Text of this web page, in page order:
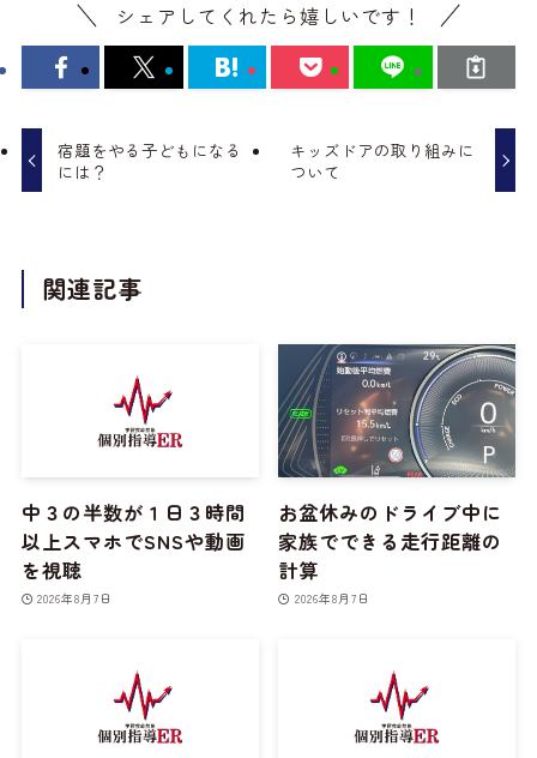
シェアしてくれたら嬉しいです！
宿題をやる子どもになる
には？
キッズドアの取り組みに
ついて
関連記事
中３の半数が１日３時間
以上スマホでSNSや動画
を視聴
2026年8月7日
お盆休みのドライブ中に
家族でできる走行距離の
計算
2026年8月7日